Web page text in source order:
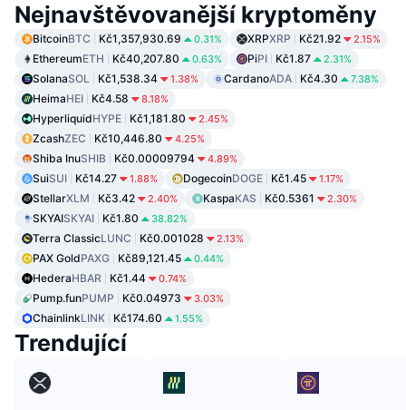
Nejnavštěvovanější kryptoměny
BitcoinBTC Kč1,357,930.69 0.31% XRPXRP Kč21.92 2.15%
EthereumETH Kč40,207.80 0.63% PiPI Kč1.87 2.31%
SolanaSOL Kč1,538.34 1.38% CardanoADA Kč4.30 7.38%
HeimaHEI Kč4.58 8.18%
HyperliquidHYPE Kč1,181.80 2.45%
ZcashZEC Kč10,446.80 4.25%
Shiba InuSHIB Kč0.00009794 4.89%
SuiSUI Kč14.27 1.88% DogecoinDOGE Kč1.45 1.17%
StellarXLM Kč3.42 2.40% KaspaKAS Kč0.5361 2.30%
SKYAISKYAI Kč1.80 38.82%
Terra ClassicLUNC Kč0.001028 2.13%
PAX GoldPAXG Kč89,121.45 0.44%
HederaHBAR Kč1.44 0.74%
Pump.funPUMP Kč0.04973 3.03%
ChainlinkLINK Kč174.60 1.55%
Trendující